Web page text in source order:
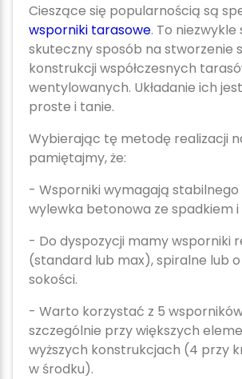
Cieszące się popularnością są
wsporniki tarasowe. To niezwykle
skuteczny sposób na stworzenie
konstrukcji współczesnych
wentylowanych. Układanie ich
proste i tanie.
Wybierając tę metodę realizacji
pamiętajmy, że:
- Wsporniki wymagają stabilnego
wylewka betonowa ze spadkiem
- Do dyspozycji mamy wsporniki
(standard lub max), spiralne lub
sokości.
- Warto korzystać z 5
szczególnie przy większych
wyższych konstrukcjach (4 przy
w środku).